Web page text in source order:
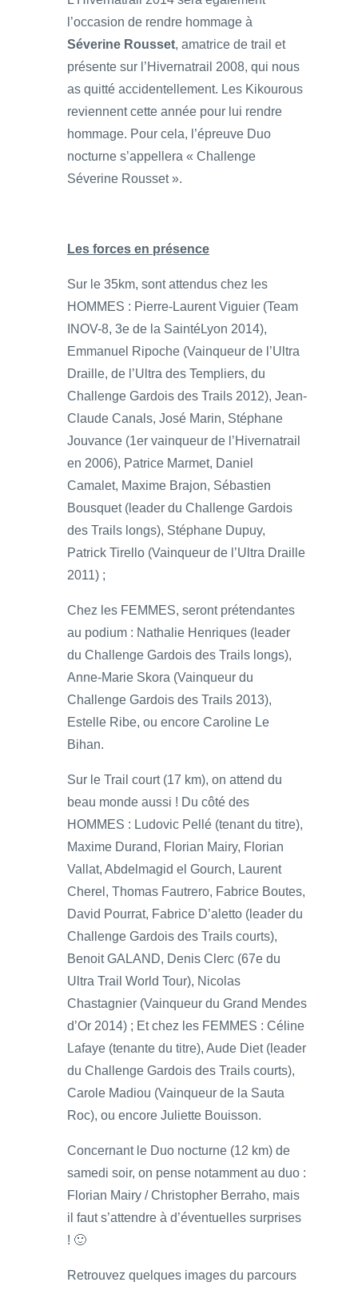
l’occasion de rendre hommage à
Séverine Rousset, amatrice de trail et
présente sur l’Hivernatrail 2008, qui nous
as quitté accidentellement. Les Kikourous
reviennent cette année pour lui rendre
hommage. Pour cela, l’épreuve Duo
nocturne s’appellera « Challenge
Séverine Rousset ».
Les forces en présence
Sur le 35km, sont attendus chez les
HOMMES : Pierre-Laurent Viguier (Team
INOV-8, 3e de la SaintéLyon 2014),
Emmanuel Ripoche (Vainqueur de l’Ultra
Draille, de l’Ultra des Templiers, du
Challenge Gardois des Trails 2012), Jean-
Claude Canals, José Marin, Stéphane
Jouvance (1er vainqueur de l’Hivernatrail
en 2006), Patrice Marmet, Daniel
Camalet, Maxime Brajon, Sébastien
Bousquet (leader du Challenge Gardois
des Trails longs), Stéphane Dupuy,
Patrick Tirello (Vainqueur de l’Ultra Draille
2011) ;
Chez les FEMMES, seront prétendantes
au podium : Nathalie Henriques (leader
du Challenge Gardois des Trails longs),
Anne-Marie Skora (Vainqueur du
Challenge Gardois des Trails 2013),
Estelle Ribe, ou encore Caroline Le
Bihan.
Sur le Trail court (17 km), on attend du
beau monde aussi ! Du côté des
HOMMES : Ludovic Pellé (tenant du titre),
Maxime Durand, Florian Mairy, Florian
Vallat, Abdelmagid el Gourch, Laurent
Cherel, Thomas Fautrero, Fabrice Boutes,
David Pourrat, Fabrice D’aletto (leader du
Challenge Gardois des Trails courts),
Benoit GALAND, Denis Clerc (67e du
Ultra Trail World Tour), Nicolas
Chastagnier (Vainqueur du Grand Mendes
d’Or 2014) ; Et chez les FEMMES : Céline
Lafaye (tenante du titre), Aude Diet (leader
du Challenge Gardois des Trails courts),
Carole Madiou (Vainqueur de la Sauta
Roc), ou encore Juliette Bouisson.
Concernant le Duo nocturne (12 km) de
samedi soir, on pense notamment au duo :
Florian Mairy / Christopher Berraho, mais
il faut s’attendre à d’éventuelles surprises
! 🙂
Retrouvez quelques images du parcours